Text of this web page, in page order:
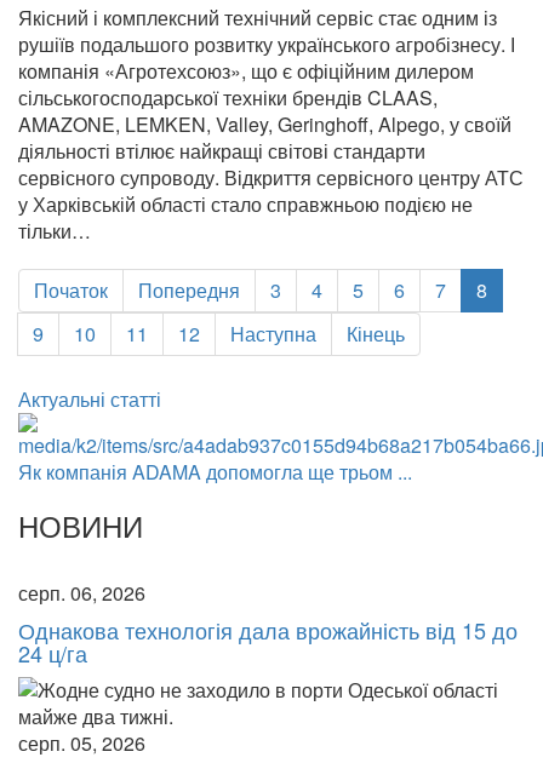
Якісний і комплексний технічний сервіс стає одним із
рушіїв подальшого розвитку українського агробізнесу. І
компанія «Агротехсоюз», що є офіційним дилером
сільськогосподарської техніки брендів CLAAS,
AMAZONE, LEMKEN, Valley, Geringhoff, Alpego, у своїй
діяльності втілює найкращі світові стандарти
сервісного супроводу. Відкриття сервісного центру АТС
у Харківській області стало справжньою подією не
тільки…
Початок Попередня 3 4 5 6 7
8
9
10 11 12 Наступна Кінець
Актуальні статті
Як компанія ADAMA допомогла ще трьом ...
НОВИНИ
серп. 06, 2026
Однакова технологія дала врожайність від 15 до
24 ц/га
серп. 05, 2026